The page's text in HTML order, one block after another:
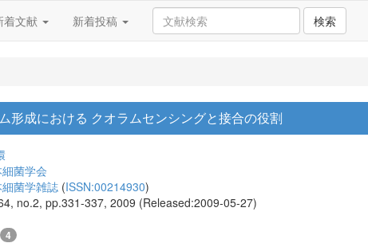
着文献 新着投稿 検索
形成における クオラムセンシングと接合の役割
細菌学会
細菌学雑誌 (ISSN:00214930)
no.2, pp.331-337, 2009 (Released:2009-05-27)
4